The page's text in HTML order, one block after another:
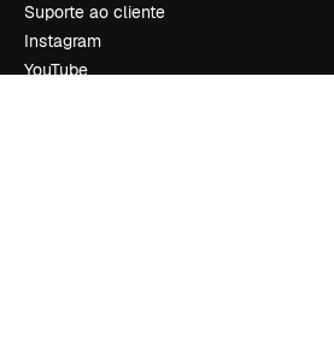
Suporte ao cliente
Instagram
YouTube